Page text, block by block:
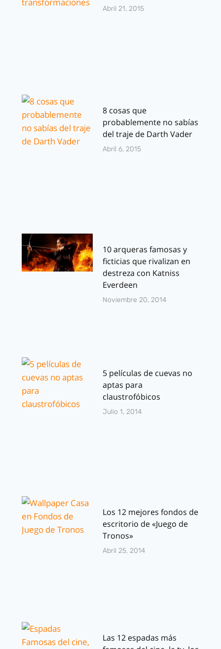
Abril 21, 2015
8 cosas que
probablemente no sabías
del traje de Darth Vader
Abril 6, 2015
10 arqueras famosas y
ficticias que rivalizan en
destreza con Katniss
Everdeen
Noviembre 20, 2014
5 películas de cuevas no
aptas para
claustrofóbicos
Julio 1, 2014
Los 12 mejores fondos de
escritorio de «Juego de
Tronos»
Abril 25, 2014
Las 12 espadas más